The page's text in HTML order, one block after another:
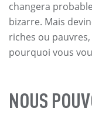
changera
bizarre. Mais
riches ou
pourquoi vous
NOUS